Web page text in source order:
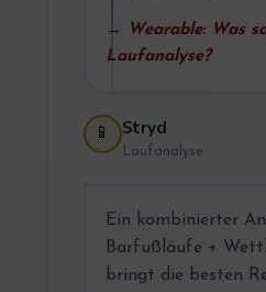
→ Wearable: Was
Laufanalyse?
📱 Stryd
Laufanalyse
Ein kombinierter
Barfußläufe +
bringt die besten